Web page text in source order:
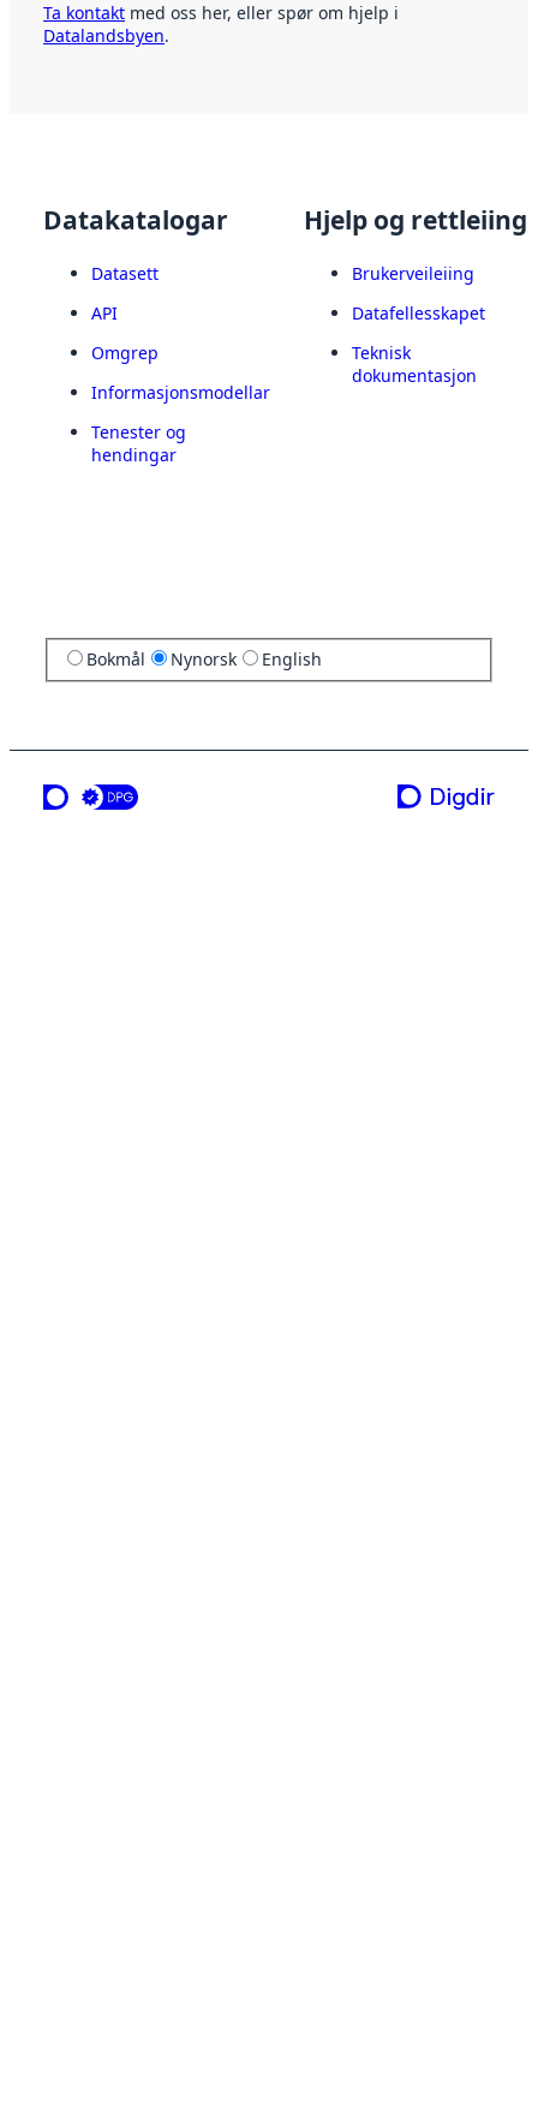
Ta kontakt med oss her, eller spør om hjelp i
Datalandsbyen.
Datakatalogar
Datasett
API
Omgrep
Informasjonsmodellar
Tenester og
hendingar
Hjelp og rettleiing
Brukerveileiing
Datafellesskapet
Teknisk
dokumentasjon
Bokmål Nynorsk English